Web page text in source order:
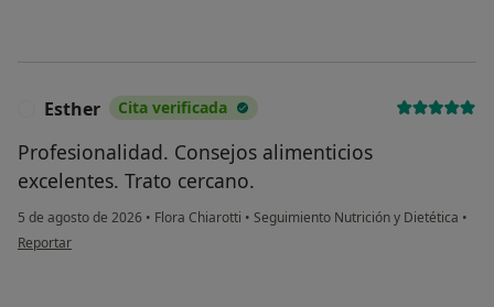
Esther Cita verificada
Profesionalidad. Consejos alimenticios
excelentes. Trato cercano.
5 de agosto de 2026 • Flora Chiarotti • Seguimiento Nutrición y Dietética •
en opinión del usuario Esther
Reportar